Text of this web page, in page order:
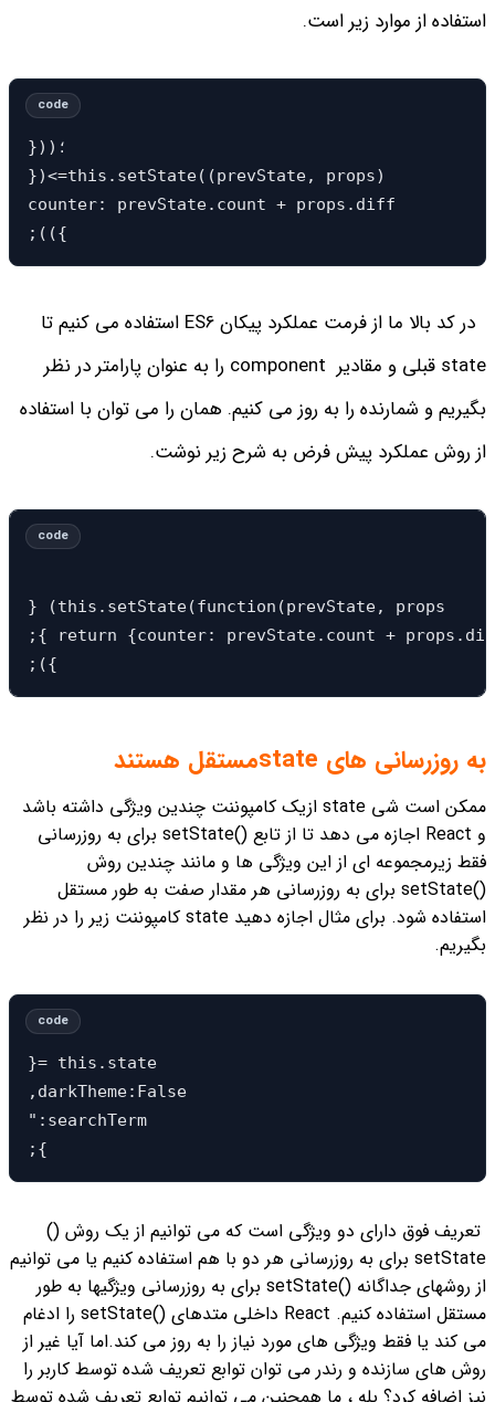
استفاده از موارد زیر است.
}))؛
})<=this.setState((prevState, props)
counter: prevState.count + props.diff
;(({
در کد بالا ما از فرمت عملکرد پیکان ES6 استفاده می کنیم تا
state قبلی و مقادیر component را به عنوان پارامتر در نظر
بگیریم و شمارنده را به روز می کنیم. همان را می توان با استفاده
از روش عملکرد پیش فرض به شرح زیر نوشت.
} (this.setState(function(prevState, props
;{ return {counter: prevState.count +
;({
به روزرسانی های stateمستقل هستند
ممکن است شی state ازیک کامپوننت چندین ویژگی داشته باشد
و React اجازه می دهد تا از تابع ()setState برای به روزرسانی
فقط زیرمجموعه ای از این ویژگی ها و مانند چندین روش
()setState برای به روزرسانی هر مقدار صفت به طور مستقل
استفاده شود. برای مثال اجازه دهید state کامپوننت زیر را در نظر
بگیریم.
}= this.state
,darkTheme:False
":searchTerm
;{
تعریف فوق دارای دو ویژگی است که می توانیم از یک روش ()
setState برای به روزرسانی هر دو با هم استفاده کنیم یا می توانیم
از روشهای جداگانه ()setState برای به روزرسانی ویژگیها به طور
مستقل استفاده کنیم. React داخلی متدهای ()setState را ادغام
می کند یا فقط ویژگی های مورد نیاز را به روز می کند.اما آیا غیر از
روش های سازنده و رندر می توان توابع تعریف شده توسط کاربر را